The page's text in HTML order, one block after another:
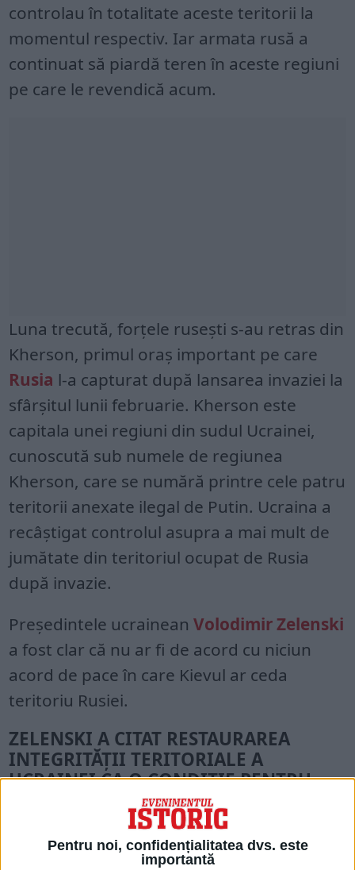
Pentru noi, confidențialitatea dvs. este
importantă
controlau în totalitate aceste teritorii la
momentul respectiv. Iar armata rusă a
continuat să piardă teren în aceste regiuni
pe care le revendică acum.
Luna trecută, forțele rusești s-au retras din
Kherson, primul oraș important pe care
Rusia l-a capturat după lansarea invaziei la
sfârșitul lunii februarie. Kherson este
capitala unei regiuni din sudul Ucrainei,
cunoscută sub numele de regiunea
Kherson, care se numără printre cele patru
teritorii anexate ilegal de Putin. Ucraina a
recâștigat controlul asupra a mai mult de
jumătate din teritoriul ocupat de Rusia
după invazie.
Președintele ucraineanVolodimir Zelenski
a fost clar că nu ar fi de acord cu niciun
acord de pace în care Kievul ar ceda
teritoriu Rusiei.
ZELENSKI A CITAT RESTAURAREA
INTEGRITĂȚII TERITORIALE A
UCRAINEI CA O CONDIȚIE PENTRU
ÎNCEPEREA DISCUȚIILOR CU RUSIA
Comentariile lui Peskov de vineri au venit la
o zi după ce președintele Joe Biden a